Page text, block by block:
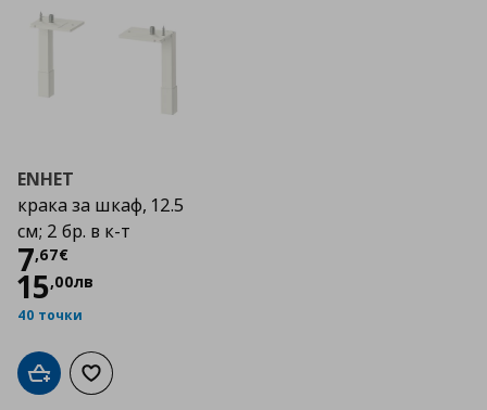
ENHET
крака за шкаф, 12.5
см; 2 бр. в к-т
7,67€
Цена
15,00лв
40 точки
Добави в кошницата
Добави към списъка с любими